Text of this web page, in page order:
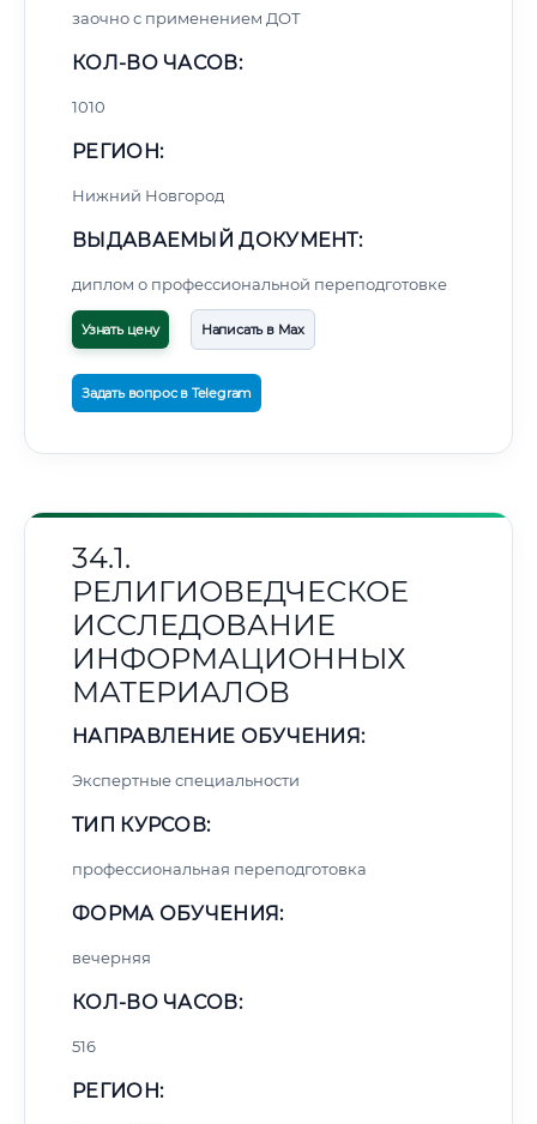
заочно с применением ДОТ
КОЛ-ВО ЧАСОВ:
1010
РЕГИОН:
Нижний Новгород
ВЫДАВАЕМЫЙ ДОКУМЕНТ:
диплом о профессиональной переподготовке
Узнать цену Написать в Max
Задать вопрос в Telegram
34.1.
РЕЛИГИОВЕДЧЕСКОЕ
ИССЛЕДОВАНИЕ
ИНФОРМАЦИОННЫХ
МАТЕРИАЛОВ
НАПРАВЛЕНИЕ ОБУЧЕНИЯ:
Экспертные специальности
ТИП КУРСОВ:
профессиональная переподготовка
ФОРМА ОБУЧЕНИЯ:
вечерняя
КОЛ-ВО ЧАСОВ:
516
РЕГИОН: